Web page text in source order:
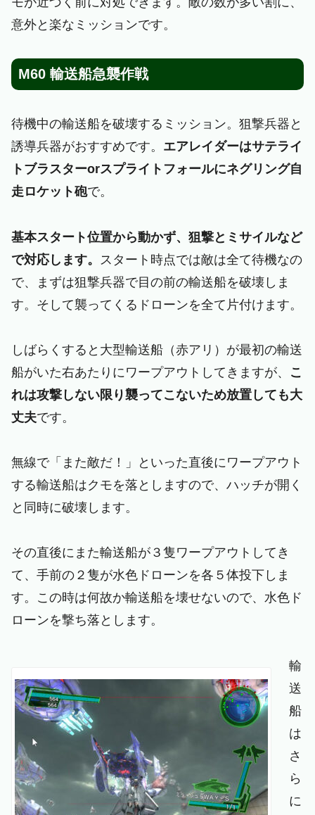
意外と楽なミッションです。
M60 輸送船急襲作戦
待機中の輸送船を破壊するミッション。狙撃兵器と
誘導兵器がおすすめです。 エアレイダーはサテライ
トブラスターorスプライトフォールにネグリング自
走ロケット砲で。
基本スタート位置から動かず、狙撃とミサイルなど
で対応します。
スタート時点では敵は全て待機なの
で、まずは狙撃兵器で目の前の輸送船を破壊しま
す。そして襲ってくるドローンを全て片付けます。
しばらくすると大型輸送船（赤アリ）が最初の輸送
船がいた右あたりにワープアウトしてきますが、 こ
れは攻撃しない限り襲ってこないため放置しても大
丈夫です。
無線で「また敵だ！」といった直後にワープアウト
する輸送船はクモを落としますので、ハッチが開く
と同時に破壊します。
その直後にまた輸送船が３隻ワープアウトしてき
て、手前の２隻が水色ドローンを各５体投下しま
す。この時は何故か輸送船を壊せないので、水色ド
ローンを撃ち落とします。
輸
送
船
は
さ
ら
に